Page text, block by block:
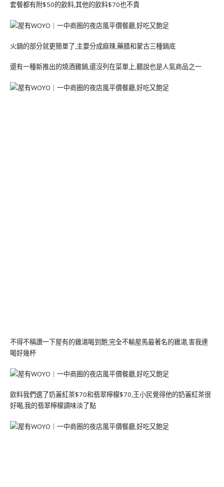
套餐都有附$50的飲料,其他的飲料$70也不貴
火鍋的部分就更簡單了,主要分成麻辣,藥膳和蒙古三種鍋底
還有一種新推出的燒酒雞鍋,還沒列在菜單上,聽說也是人氣商品之一
不得不稱讚一下屋有的雞湯喝到飽,完全不輸屋馬最著名的雞湯,害我連
喝好幾杯
飲料我們選了奶蓋紅茶$70和翡翠檸檬$70,王小民覺得他的奶蓋紅茶很
好喝,我的翡翠檸檬調味淡了點